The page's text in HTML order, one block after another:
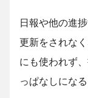
日報や他の進
更新をされな
にも使われず
っぱなしにな